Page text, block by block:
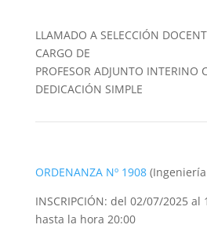
LLAMADO A SELECCIÓN
CARGO DE
PROFESOR ADJUNTO INTERINO
DEDICACIÓN SIMPLE
ORDENANZA Nº 1908
INSCRIPCIÓN: del 02/07/2025
hasta la hora 20:00